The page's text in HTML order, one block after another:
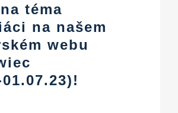
téma
na našem
webu